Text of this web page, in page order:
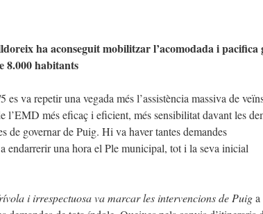
ha aconseguit mobilitzar l’acomodada i pacifica
8.000 habitants
va repetir una vegada més l’assistència massiva de
l’EMD més eficaç i eficient, més sensibilitat davant les
de governar de Puig. Hi va haver tantes demandes
endarrerir una hora el Ple municipal, tot i la seva inicial
i irrespectuosa va marcar les intervencions de Puiga